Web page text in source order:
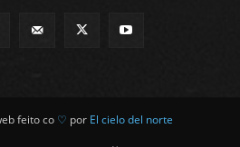
feito co ♡ por El cielo del norte